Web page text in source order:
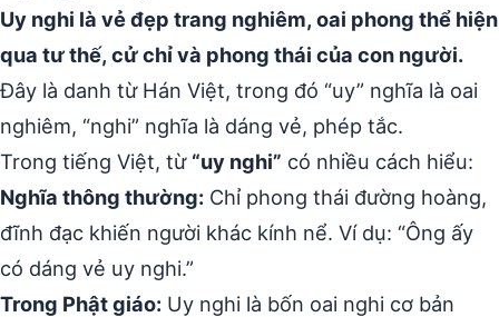
Uy nghi là vẻ đẹp trang nghiêm, oai phong thể hiện
qua tư thế, cử chỉ và phong thái của con người.
Đây là danh từ Hán Việt, trong đó “uy” nghĩa là oai
nghiêm, “nghi” nghĩa là dáng vẻ, phép tắc.
Trong tiếng Việt, từ “uy nghi” có nhiều cách hiểu:
Nghĩa thông thường: Chỉ phong thái đường hoàng,
đĩnh đạc khiến người khác kính nể. Ví dụ: “Ông ấy
có dáng vẻ uy nghi.”
Trong Phật giáo: Uy nghi là bốn oai nghi cơ bản